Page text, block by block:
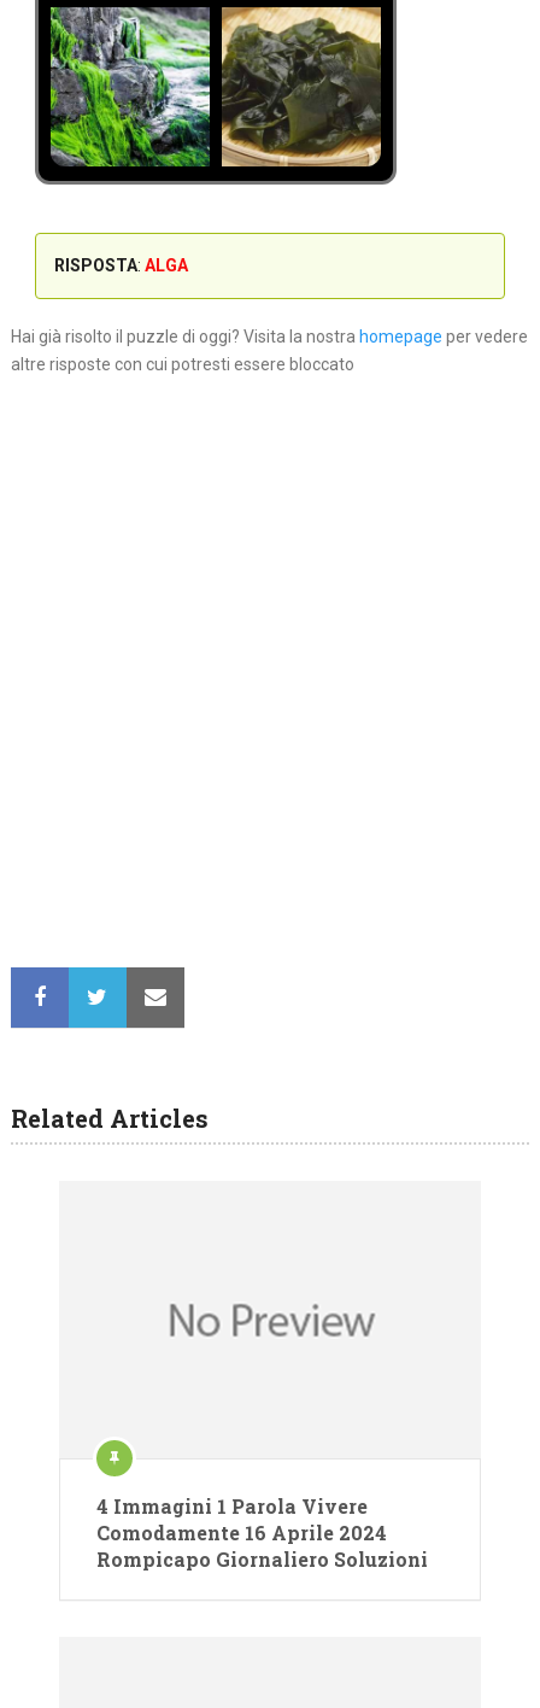
RISPOSTA: ALGA
Hai già risolto il puzzle di oggi? Visita la nostra homepage per vedere
altre risposte con cui potresti essere bloccato
Related Articles
4 Immagini 1 Parola Vivere
Comodamente 16 Aprile 2024
Rompicapo Giornaliero Soluzioni